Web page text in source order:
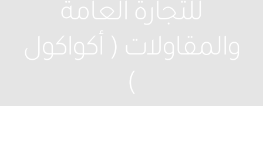
للتجارة العامة
والمقاولات ( أكواكول
)